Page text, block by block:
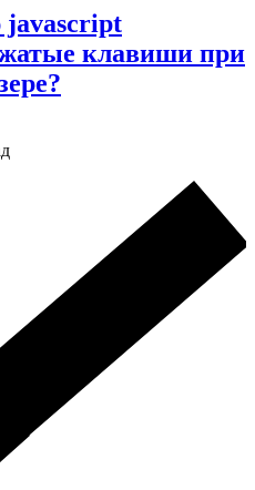
клавиши при